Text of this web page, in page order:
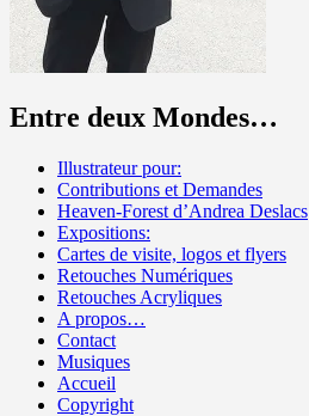
Entre deux Mondes…
Illustrateur pour:
Contributions et Demandes
Heaven-Forest d’Andrea Deslacs
Expositions:
Cartes de visite, logos et flyers
Retouches Numériques
Retouches Acryliques
A propos…
Contact
Musiques
Accueil
Copyright